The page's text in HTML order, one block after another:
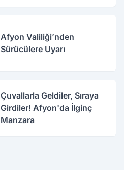
Afyon Valiliği’nden
Sürücülere Uyarı
Çuvallarla Geldiler, Sıraya
Girdiler! Afyon'da İlginç
Manzara